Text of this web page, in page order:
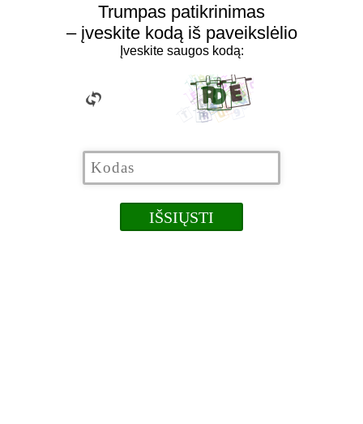
Trumpas patikrinimas
– įveskite kodą iš paveikslėlio
Įveskite saugos kodą: